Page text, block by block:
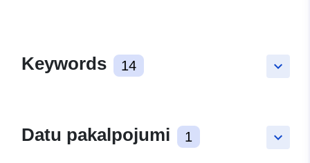
keyboard_arrow_down
Keywords 14
keyboard_arrow_down
Datu pakalpojumi 1